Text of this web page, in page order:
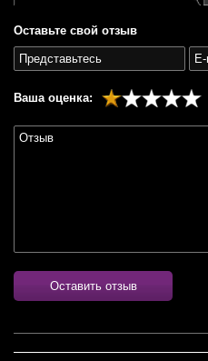
Оставьте свой отзыв
Ваша оценка:
Оставить отзыв